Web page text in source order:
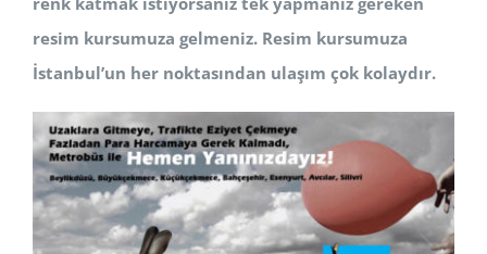
resim kursumuza gelmeniz. Resim kursumuza
İstanbul’un her noktasından ulaşım çok kolaydır.